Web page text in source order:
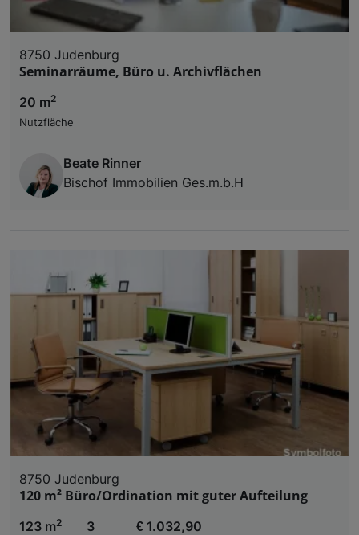
8750 Judenburg
Seminarräume, Büro u. Archivflächen
20 m2
Nutzfläche
Beate Rinner
Bischof Immobilien Ges.m.b.H
8750 Judenburg
120 m² Büro/Ordination mit guter Aufteilung
123 m2
3 € 1.032,90